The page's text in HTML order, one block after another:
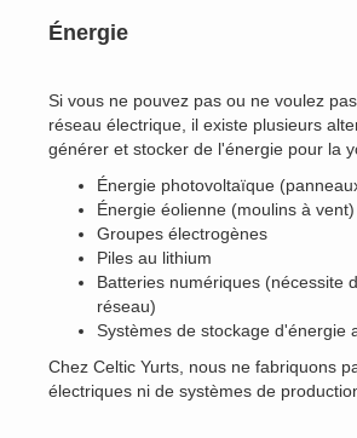
Énergie
Si vous ne pouvez pas ou ne voulez
réseau électrique, il existe plusieurs
générer et stocker de l'énergie pour la
Énergie photovoltaïque
Énergie éolienne (moulins à vent)
Groupes électrogènes
Piles au lithium
Batteries numériques (nécessite
réseau)
Systèmes de stockage d'énergie
Chez Celtic Yurts, nous ne fabriquons
électriques ni de systèmes de